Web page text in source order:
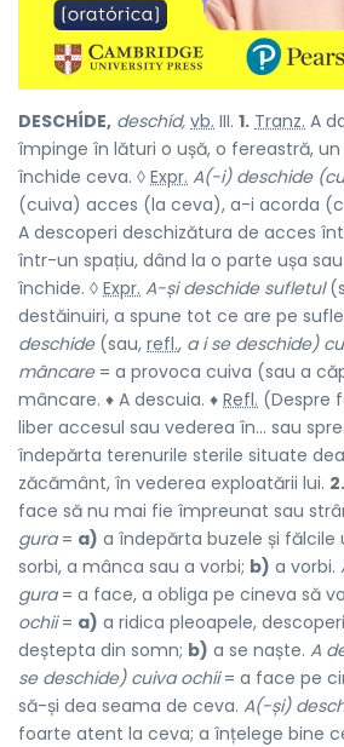
DESCHÍDE, deschíd, vb. III. 1. Tranz. A
împinge în lături o ușă, o fereastră,
închide ceva. ◊ Expr. A(-i) deschide
(cuiva) acces (la ceva), a-i acorda
A descoperi deschizătura de acces
într-un spațiu, dând la o parte ușa
închide. ◊ Expr. A-și deschide sufletul
destăinuiri, a spune tot ce are pe
deschide(sau, refl., a i se deschide)
mâncare= a provoca cuiva (sau a
mâncare. ♦ A descuia. ♦ Refl. (Despre
liber accesul sau vederea în... sau
îndepărta terenurile sterile situate
zăcământ, în vederea exploatării lui. 2.
face să nu mai fie împreunat sau
gura= a) a îndepărta buzele și
sorbi, a mânca sau a vorbi; b) a vorbi.
gura= a face, a obliga pe cineva să
ochii= a) a ridica pleoapele,
deștepta din somn; b) a se naște. A
se deschide) cuiva ochii= a face pe
să-și dea seama de ceva. A(-și)
foarte atent la ceva; a înțelege bine